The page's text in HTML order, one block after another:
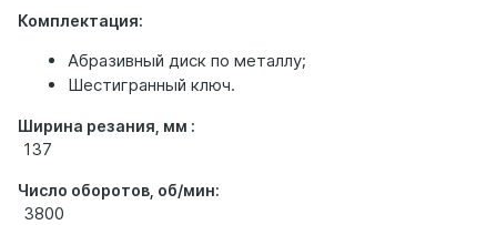
Комплектация:
Абразивный диск по металлу;
Шестигранный ключ.
Ширина резания, мм :
137
Число оборотов, об/мин:
3800